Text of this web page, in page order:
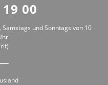
00
und Sonntags von 10